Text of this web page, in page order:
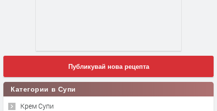
Публикувай нова рецепта
Категории в Супи
Крем Супи